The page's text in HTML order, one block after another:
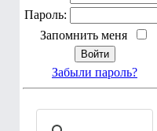
Запомнить меня